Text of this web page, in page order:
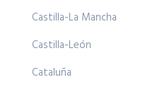
Castilla-La Mancha
Castilla-León
Cataluña